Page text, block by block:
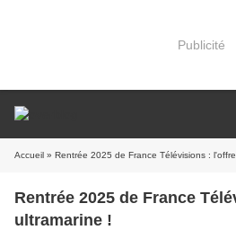
Publicité
Accueil » Rentrée 2025 de France Télévisions :
Rentrée 2025 de France
ultramarine !